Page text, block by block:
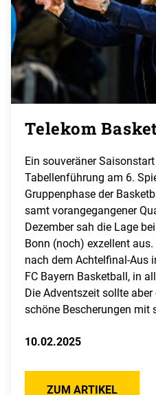
Telekom
Ein souveräner
Tabellenführung am 6.
Gruppenphase der
samt vorangegangener
Dezember sah die Lage
Bonn (noch) exzellent
nach dem Achtelfinal-Aus
FC Bayern Basketball, in
Die Adventszeit sollte
schöne Bescherungen mit
10.02.2025
ZUM ARTIKEL